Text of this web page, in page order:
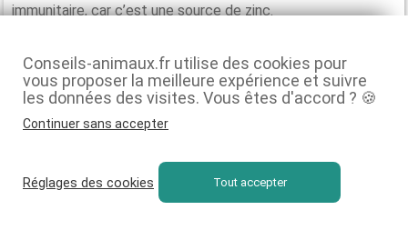
immunitaire, car c’est une source de zinc.
Rassurez-vous, la plante ne présente aucune toxicité pour
le chat.Elle dispose de multiples vertus afin de lutter
contre les vers intestinaux. Le traitement s’effectue sur
nourriture.
Conseils-animaux.fr utilise des cookies pour
vous proposer la meilleure expérience et suivre
les données des visites. Vous êtes d'accord ? 🍪
Continuer sans accepter
Réglages des cookies Tout accepter